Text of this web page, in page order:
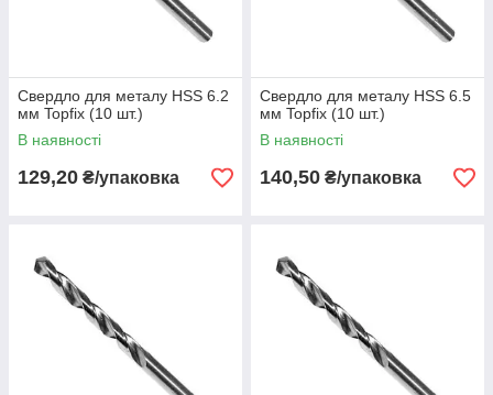
Свердло для металу HSS 6.2
мм Topfix (10 шт.)
В наявності
129,20 ₴/упаковка
Свердло для металу HSS 6.5
мм Topfix (10 шт.)
В наявності
140,50 ₴/упаковка